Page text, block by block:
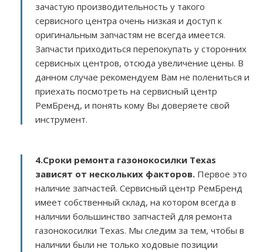
зачастую производительность у такого
сервисного центра очень низкая и доступ к
оригинальным запчастям не всегда имеется.
Запчасти приходиться перепокупать у сторонних
сервисных центров, отсюда увеличение цены. В
данном случае рекомендуем Вам не полениться и
приехать посмотреть на сервисный центр
РемБренд, и понять кому Вы доверяете свой
инструмент.
4.Сроки ремонта газонокосилки Texas
зависят от нескольких факторов. Первое это
наличие запчастей. Сервисный центр РемБренд
имеет собственный склад, на котором всегда в
наличии большинство запчастей для ремонта
газонокосилки Texas. Мы следим за тем, чтобы в
наличии были не только ходовые позиции